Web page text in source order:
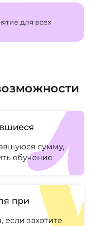
для всех
сумму,
обучение
при
если захотите